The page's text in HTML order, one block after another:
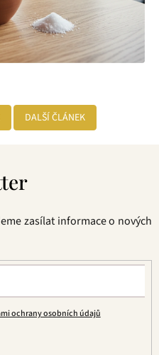
DALŠÍ ČLÁNEK
zasílat informace o nových
ochrany osobních údajů